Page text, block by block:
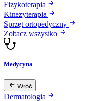
Fizykoterapia
Kinezyterapia
Sprzęt ortopedyczny
Zobacz wszystko
Medycyna
Wróć
Dermatologia